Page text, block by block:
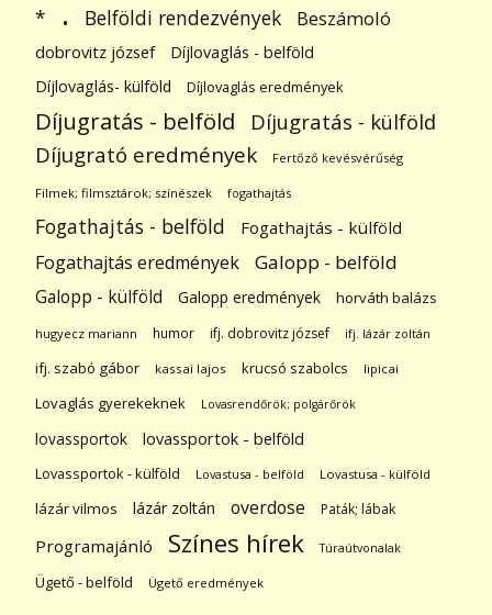
* . Belföldi rendezvények Beszámoló
dobrovitz józsef
Díjlovaglás - belföld
Díjlovaglás- külföld
Díjlovaglás eredmények
Díjugratás - belföld Díjugratás - külföld
Díjugrató eredmények Fertőző kevésvérűség
Filmek; filmsztárok; színészek fogathajtás
Fogathajtás - belföld Fogathajtás - külföld
Fogathajtás eredmények Galopp - belföld
Galopp - külföld Galopp eredmények horváth balázs
hugyecz mariann humor ifj. dobrovitz józsef ifj. lázár zoltán
ifj. szabó gábor kassai lajos krucsó szabolcs lipicai
Lovaglás gyerekeknek Lovasrendőrök; polgárőrök
lovassportok lovassportok - belföld
Lovassportok - külföld Lovastusa - belföld Lovastusa - külföld
lázár vilmos lázár zoltán overdose Paták; lábak
Programajánló Színes hírek Túraútvonalak
Ügető - belföld Ügető eredmények